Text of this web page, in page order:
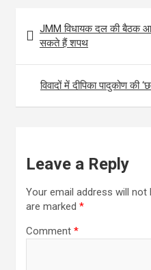
o
e
lta
navigation
JMM विधायक दल की बैठक
सकते हैं शपथ
विवादों में दीपिका पादुकोण की
Leave a Reply
Your email address will not
are marked *
Comment *